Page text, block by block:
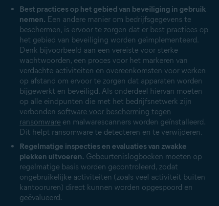
Best practices op het gebied van beveiliging in gebruik
nemen. Een andere manier om bedrijfsgegevens te
beschermen, is ervoor te zorgen dat er best practices op
het gebied van beveiliging worden geïmplementeerd.
Denk bijvoorbeeld aan een vereiste voor sterke
wachtwoorden, een proces voor het markeren van
verdachte activiteiten en overeenkomsten voor werken
op afstand om ervoor te zorgen dat apparaten worden
bijgewerkt en beveiligd. Als onderdeel hiervan moeten
op alle eindpunten die met het bedrijfsnetwerk zijn
verbonden software voor bescherming tegen
ransomware en malwarescanners worden geïnstalleerd.
Dit helpt ransomware te detecteren en te verwijderen.
Regelmatige inspecties en evaluaties van zwakke
plekken uitvoeren. Gebeurtenislogboeken moeten op
regelmatige basis worden gecontroleerd, zodat
ongebruikelijke activiteiten (zoals veel activiteit buiten
kantooruren) direct kunnen worden opgespoord en
geëvalueerd.